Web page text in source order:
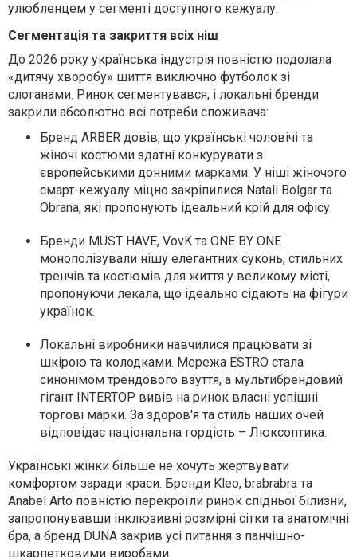
улюбленцем у сегменті доступного кежуалу.
Сегментація та закриття всіх ніш
До 2026 року українська індустрія повністю подолала
«дитячу хворобу» шиття виключно футболок зі
слоганами. Ринок сегментувався, і локальні бренди
закрили абсолютно всі потреби споживача:
Бренд ARBER довів, що українські чоловічі та
жіночі костюми здатні конкурувати з
європейськими донними марками. У ніші жіночого
смарт-кежуалу міцно закріпилися Natali Bolgar та
Obrana, які пропонують ідеальний крій для офісу.
Бренди MUST HAVE, VovK та ONE BY ONE
монополізували нішу елегантних суконь, стильних
тренчів та костюмів для життя у великому місті,
пропонуючи лекала, що ідеально сідають на фігури
українок.
Локальні виробники навчилися працювати зі
шкірою та колодками. Мережа ESTRO стала
синонімом трендового взуття, а мультибрендовий
гігант INTERTOP вивів на ринок власні успішні
торгові марки. За здоров'я та стиль наших очей
відповідає національна гордість – Люксоптика.
Українські жінки більше не хочуть жертвувати
комфортом заради краси. Бренди Kleo, brabrabra та
Anabel Arto повністю перекроїли ринок спідньої білизни,
запропонувавши інклюзивні розмірні сітки та анатомічні
бра, а бренд DUNA закрив усі питання з панчішно-
шкарпетковими виробами.